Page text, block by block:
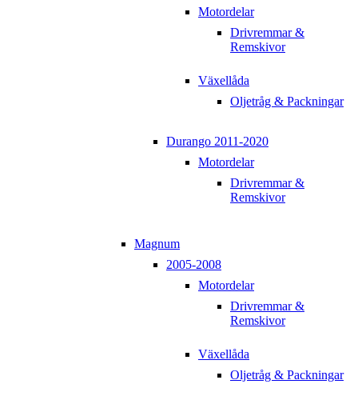
Motordelar
Drivremmar &
Remskivor
Växellåda
Oljetråg & Packningar
Durango 2011-2020
Motordelar
Drivremmar &
Remskivor
Magnum
2005-2008
Motordelar
Drivremmar &
Remskivor
Växellåda
Oljetråg & Packningar